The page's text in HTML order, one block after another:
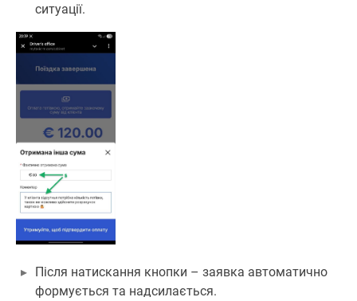
ситуації.
Після натискання кнопки – заявка автоматично
формується та надсилається.